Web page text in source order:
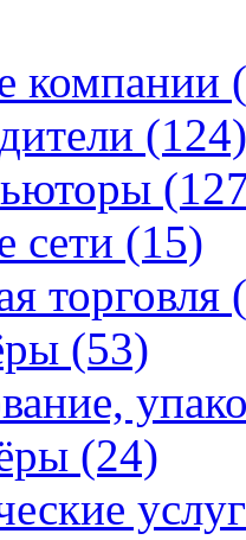
компании
(124)
сети (15)
торговля
(53)
(24)